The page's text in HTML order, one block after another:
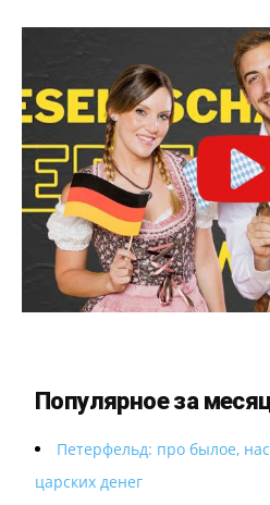
Популярное за
Петерфельд: про былое,
царских денег